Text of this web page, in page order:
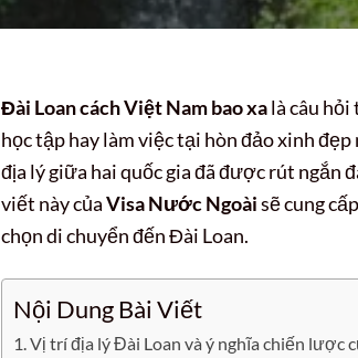
Đài Loan cách Việt Nam bao xalà câu
học tập hay làm việc tại hòn đảo xinh
địa lý giữa hai quốc gia đã được rút ngắn
viết này củaVisa Nước Ngoàisẽ cung
chọn di chuyển đến Đài Loan.
Nội Dung Bài Viết
Vị trí địa lý Đài Loan và ý nghĩa chiến lược